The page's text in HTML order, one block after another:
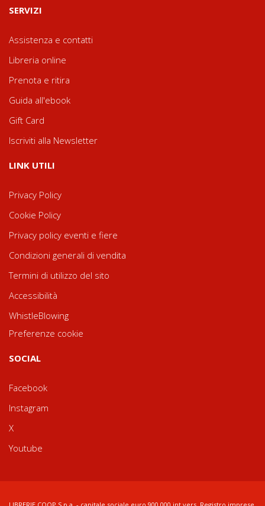
SERVIZI
Assistenza e contatti
Libreria online
Prenota e ritira
Guida all'ebook
Gift Card
Iscriviti alla Newsletter
LINK UTILI
Privacy Policy
Cookie Policy
Privacy policy eventi e fiere
Condizioni generali di vendita
Termini di utilizzo del sito
Accessibilità
WhistleBlowing
Preferenze cookie
SOCIAL
Facebook
Instagram
X
Youtube